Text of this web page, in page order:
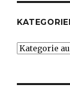
Kategorien